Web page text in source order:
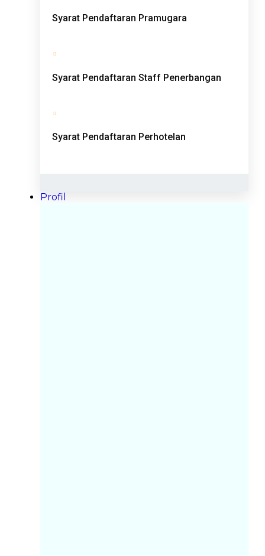
Syarat Pendaftaran Pramugara
Syarat Pendaftaran Staff Penerbangan
Syarat Pendaftaran Perhotelan
Profil